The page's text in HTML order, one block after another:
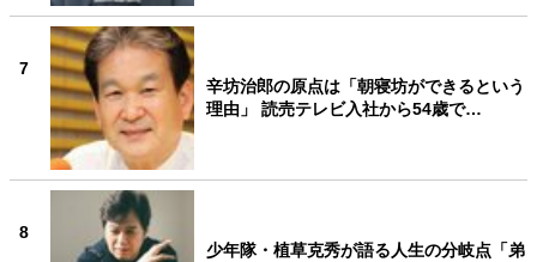
7
辛坊治郎の原点は「朝寝坊ができるという
理由」 読売テレビ入社から54歳で…
8
少年隊・植草克秀が語る人生の分岐点「弟